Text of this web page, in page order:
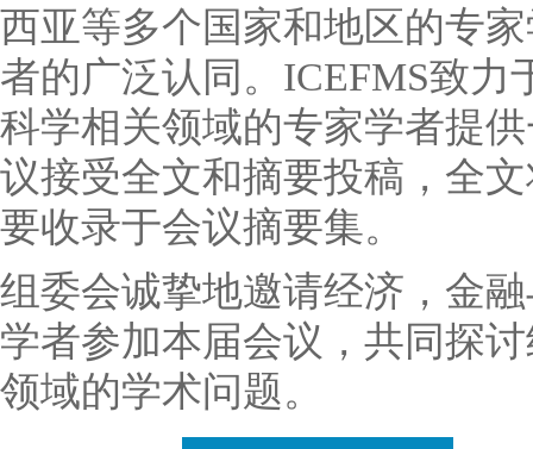
西亚等多个国家和地区的专
者的广泛认同。ICEFMS致
科学相关领域的专家学者提
议接受全文和摘要投稿，全
要收录于会议摘要集。
组委会诚挚地邀请经济，金
学者参加本届会议，共同探
领域的学术问题。